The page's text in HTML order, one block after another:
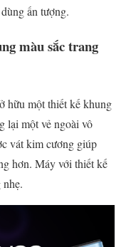
ấn tượng.
màu sắc trang
hữu một thiết kế khung
lại một vẻ ngoài vô
vát kim cương giúp
hơn. Máy với thiết kế